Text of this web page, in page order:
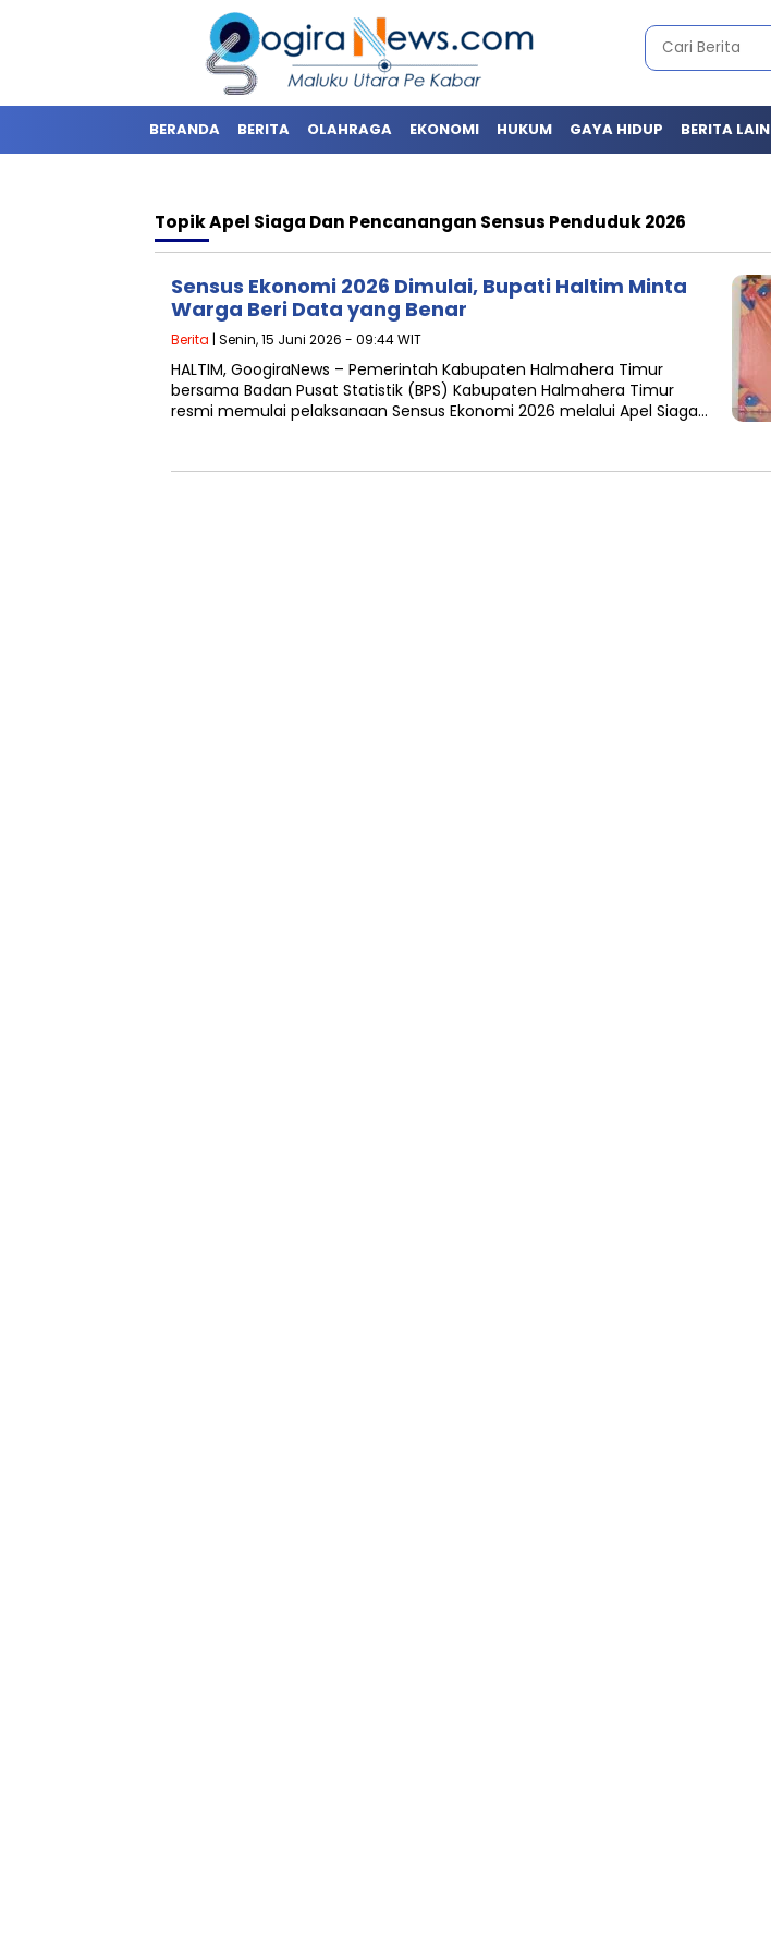
BERANDA BERITA OLAHRAGA EKONOMI HUKUM GAYA HIDUP BERITA LAIN
TopikApel Siaga Dan Pencanangan Sensus Penduduk 2026
Sensus Ekonomi 2026 Dimulai, Bupati Haltim Minta
Warga Beri Data yang Benar
Berita | Senin, 15 Juni 2026 - 09:44 WIT
HALTIM, GoogiraNews – Pemerintah Kabupaten Halmahera Timur
bersama Badan Pusat Statistik (BPS) Kabupaten Halmahera Timur
resmi memulai pelaksanaan Sensus Ekonomi 2026 melalui Apel Siaga…